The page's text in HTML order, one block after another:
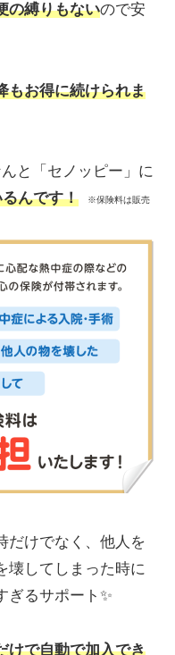
の縛りもないので安
もお得に続けられま
と「セノッピー」に
んです！ ※保険料は販売
だけでなく、他人を
壊してしまった時に
ぎるサポート✨
けで自動で加入でき